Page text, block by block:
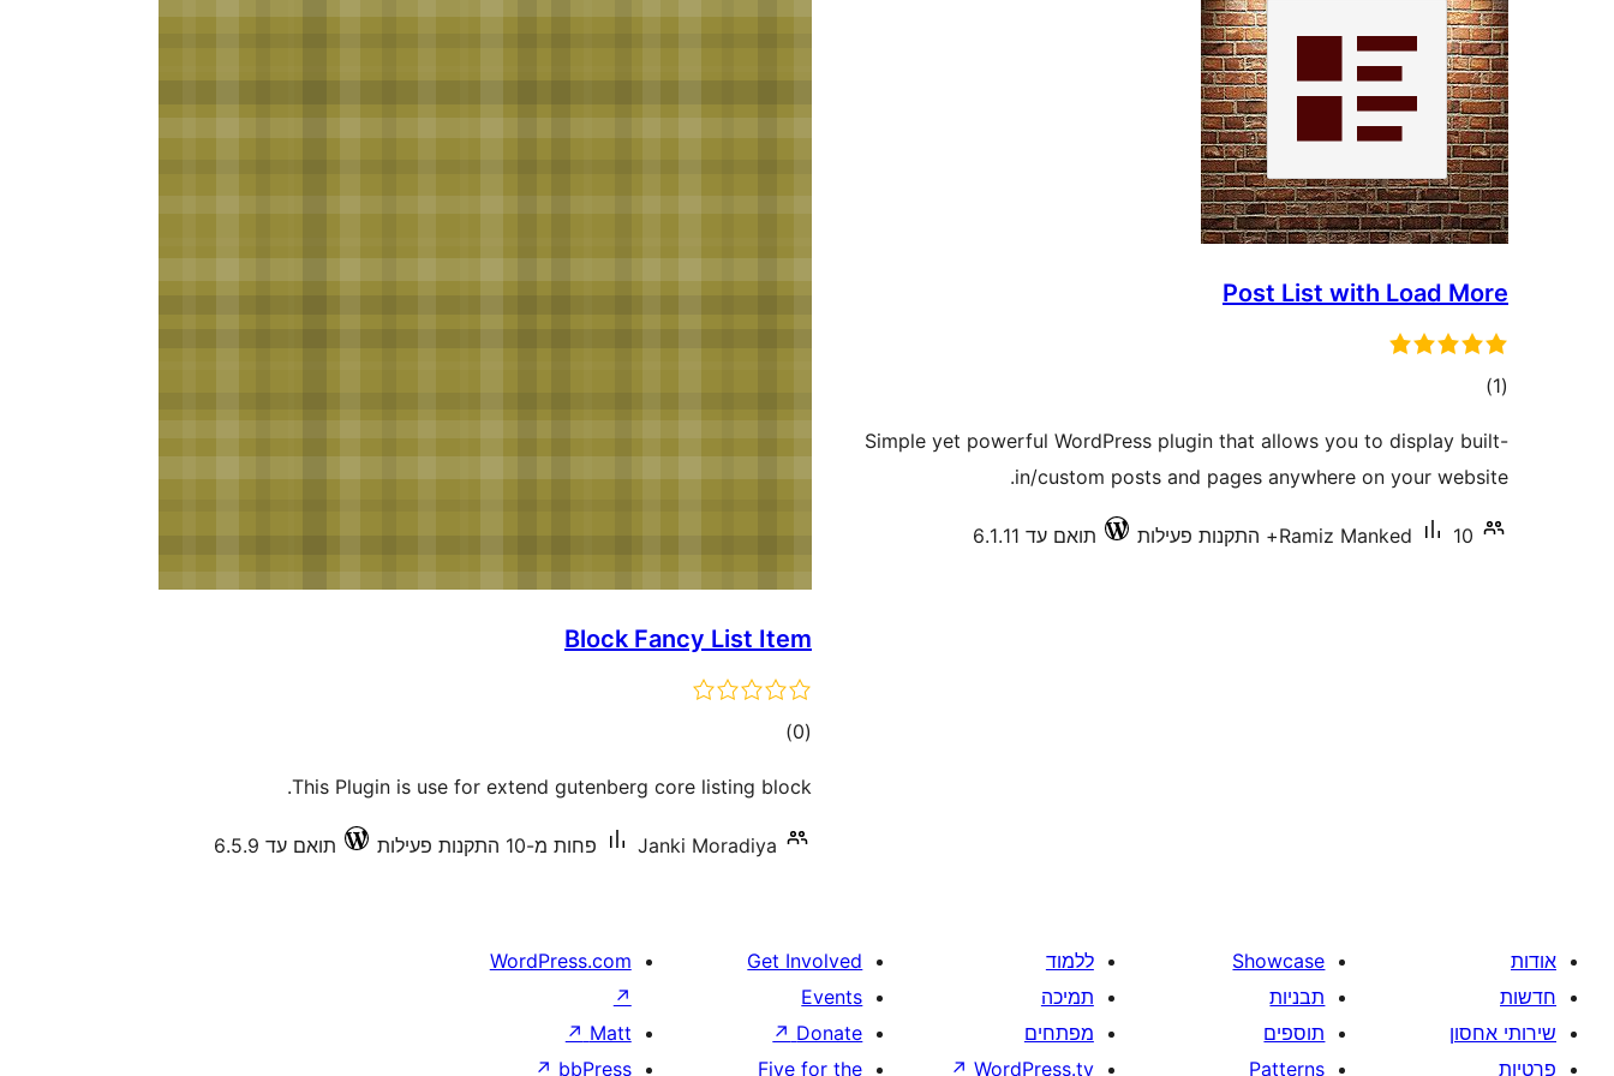
Post List with Load More
(1 דרוגים)
Simple yet powerful WordPress plugin that allows you to display built-
in/custom posts and pages anywhere on your website.
Ramiz Manked 10+ התקנות פעילות תואם עד 6.1.11
Block Fancy List Item
(0 דרוגים)
This Plugin is use for extend gutenberg core listing block.
Janki Moradiya פחות מ-10 התקנות פעילות תואם עד 6.5.9
אודות
חדשות
שירותי אחסון
פרטיות
Showcase
תבניות
תוספים
Patterns
ללמוד
תמיכה
מפתחים
WordPress.tv
↗
Get Involved
Events
Donate
↗
Five for the
WordPress.com
↗
Matt
↗
bbPress
↗